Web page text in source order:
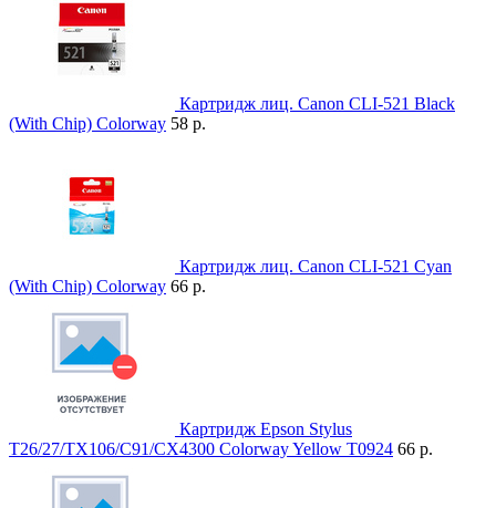
Картридж лиц. Canon CLI-521 Black
(With Chip) Colorway 58 р.
Картридж лиц. Canon CLI-521 Cyan
(With Chip) Colorway 66 р.
Картридж Epson Stylus
T26/27/TX106/C91/CX4300 Colorway Yellow T0924 66 р.